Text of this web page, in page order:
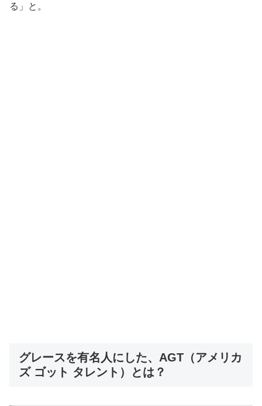
る」と。
グレースを有名人にした、AGT（アメリカ
ズ ゴット タレント）とは？